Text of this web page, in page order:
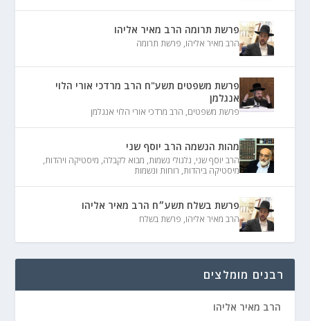
פרשת תרומה הרב מאיר אליהו
הרב מאיר אליהו, פרשת תרומה
פרשת משפטים תשע"ח הרב מרדכי אורי הלוי
אנגלמן
פרשת משפטים, הרב מרדכי אורי הלוי אנגלמן
מהות הנשמה הרב יוסף שני
הרב יוסף שני, גלגולי נשמות, מבוא לקבלה, מיסטיקה ויהדות,
מיסטיקה ביהדות, רוחות ונשמות
פרשת בשלח תשע״ח הרב מאיר אליהו
הרב מאיר אליהו, פרשת בשלח
רבנים מומלצים
הרב מאיר אליהו